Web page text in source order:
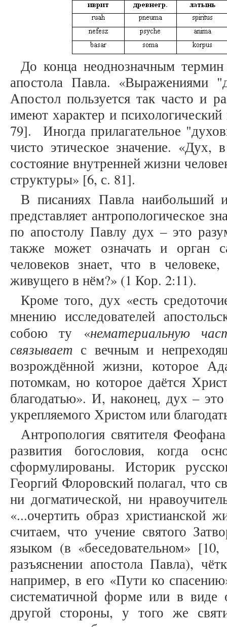
До конца неоднозначным
апостола Павла. «Выражениями
Апостол пользуется так часто и
имеют характер и
79]. Иногда прилагательное
чисто этическое значение. «Дух,
состояние внутренней жизни
структуры» [6, с. 81].
В писаниях Павла наибольший
представляет антропологическое
по апостолу Павлу дух – это
также может означать и орган
человеков знает, что в
живущего в нём?» (1 Кор. 2:11).
Кроме того, дух «есть
мнению исследователей
собою ту «нематериальную
связывает с вечным и
возрождённой жизни, которое
потомкам, но которое даётся
благодатью». И, наконец, дух –
укрепляемого Христом или
Антропология святителя
развития богословия, когда
сформулированы. Историк
Георгий Флоровский полагал, что
ни догматической, ни
«...очертить образ
считаем, что учение святого
языком (в «беседовательном»
разъяснении апостола Павла),
например, в его «Пути ко
систематичной форме или в виде
другой стороны, у того же